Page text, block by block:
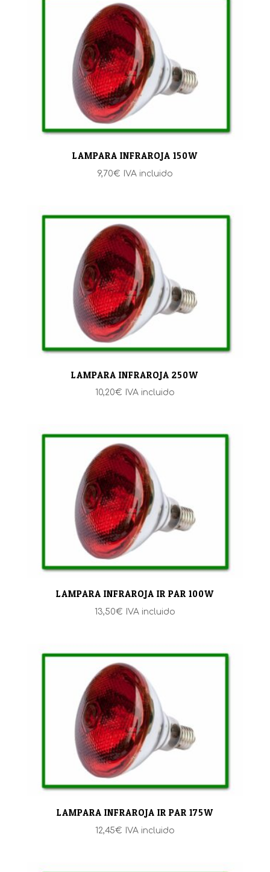
LAMPARA INFRAROJA 150W
9,70€ IVA incluido
LAMPARA INFRAROJA 250W
10,20€ IVA incluido
LAMPARA INFRAROJA IR PAR 100W
13,50€ IVA incluido
LAMPARA INFRAROJA IR PAR 175W
12,45€ IVA incluido